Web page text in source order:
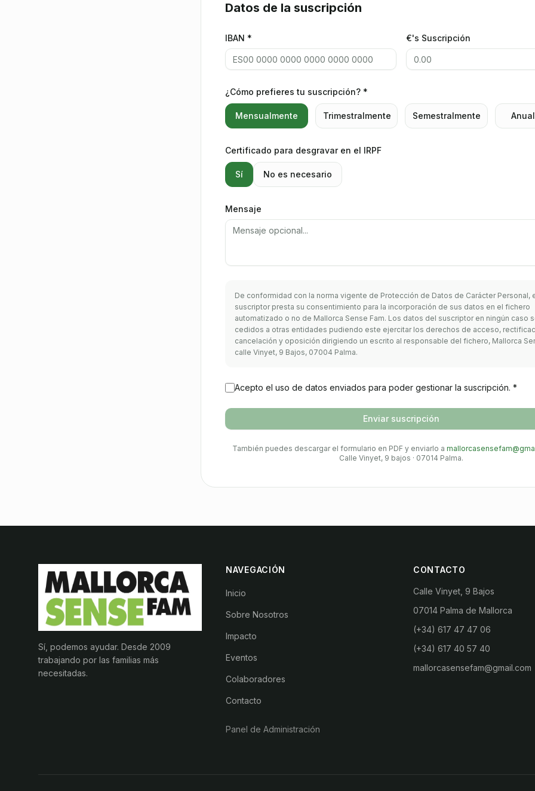
Datos de la suscripción
IBAN * €'s Suscripción
¿Cómo prefieres tu suscripción? *
Mensualmente Trimestralmente Semestralmente
Certificado para desgravar en el IRPF
Sí No es necesario
Mensaje
De conformidad con la norma vigente de Protección de Datos de Carácter Personal,
suscriptor presta su consentimiento para la incorporación de sus datos en el fichero
automatizado o no de Mallorca Sense Fam. Los datos del suscriptor en ningún caso
cedidos a otras entidades pudiendo este ejercitar los derechos de acceso,
cancelación y oposición dirigiendo un escrito al responsable del fichero, Mallorca
calle Vinyet, 9 Bajos, 07004 Palma.
Acepto el uso de datos enviados para poder gestionar la suscripción. *
Enviar suscripción
También puedes descargar el formulario en PDF y enviarlo a
Calle Vinyet, 9 bajos · 07014 Palma.
Sí, podemos ayudar. Desde 2009
trabajando por las familias más
necesitadas.
NAVEGACIÓN
Inicio
Sobre Nosotros
Impacto
Eventos
Colaboradores
Contacto
Panel de Administración
CONTACTO
Calle Vinyet, 9 Bajos
07014 Palma de Mallorca
(+34) 617 47 47 06
(+34) 617 40 57 40
mallorcasensefam@gmail.com